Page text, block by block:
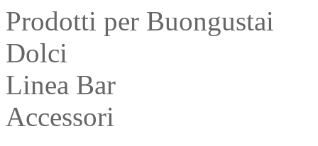
Prodotti per Buongustai
Dolci
Linea Bar
Accessori